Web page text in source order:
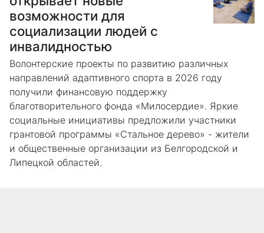
возможности для
социализации людей с
инвалидностью
Волонтерские проекты по развитию различных
направлений адаптивного спорта в 2026 году
получили финансовую поддержку
благотворительного фонда «Милосердие». Яркие
социальные инициативы предложили участники
грантовой программы «Стальное дерево» - жители
и общественные организации из Белгородской и
Липецкой областей.